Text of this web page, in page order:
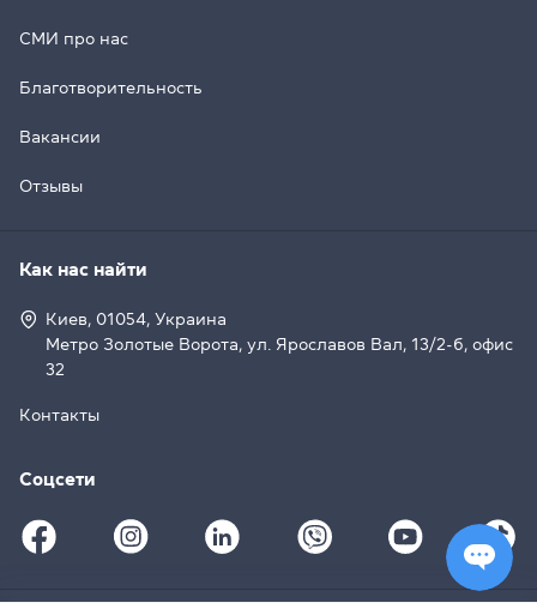
СМИ про нас
Благотворительность
Вакансии
Отзывы
Как нас найти
Киев, 01054, Украина
Метро Золотые Ворота, ул. Ярославов Вал, 13/2-б, офис
32
Контакты
Соцсети